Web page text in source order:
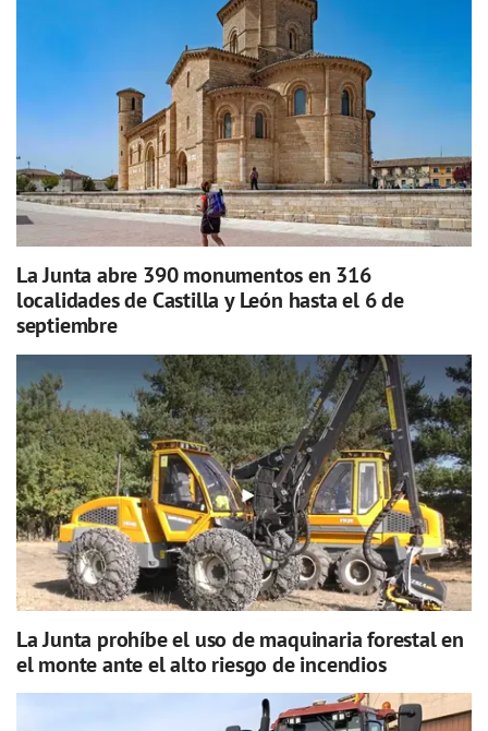
La Junta abre 390 monumentos en 316
localidades de Castilla y León hasta el 6 de
septiembre
La Junta prohíbe el uso de maquinaria forestal en
el monte ante el alto riesgo de incendios